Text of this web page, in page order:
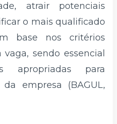
atrair potenciais
o mais qualificado
base nos critérios
sendo essencial
apropriadas para
empresa (BAGUL,